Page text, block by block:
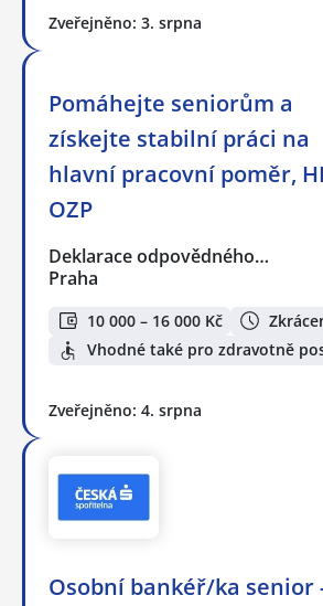
Zveřejněno: 3. srpna
Pomáhejte seniorům a
získejte stabilní práci na
hlavní pracovní poměr,
OZP
Deklarace odpovědného…
Praha
10 000 – 16 000 Kč
Vhodné také pro zdravotně
Zveřejněno: 4. srpna
Osobní bankéř/ka senior